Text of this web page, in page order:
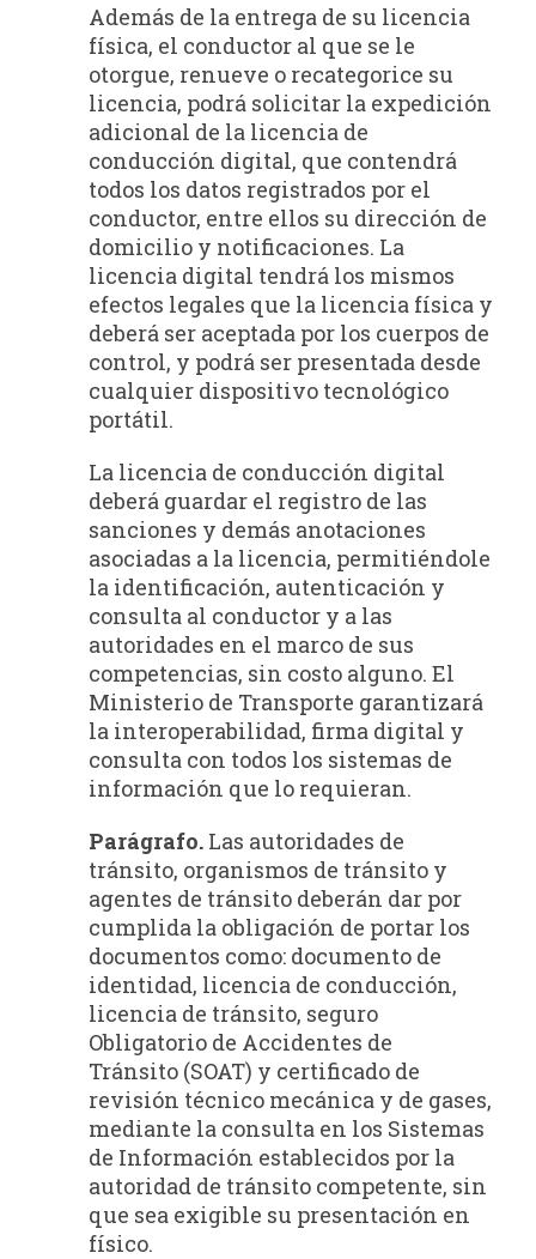
Además de la entrega de su licencia
física, el conductor al que se le
otorgue, renueve o recategorice su
licencia, podrá solicitar la expedición
adicional de la licencia de
conducción digital, que contendrá
todos los datos registrados por el
conductor, entre ellos su dirección de
domicilio y notificaciones. La
licencia digital tendrá los mismos
efectos legales que la licencia física y
deberá ser aceptada por los cuerpos de
control, y podrá ser presentada desde
cualquier dispositivo tecnológico
portátil.
La licencia de conducción digital
deberá guardar el registro de las
sanciones y demás anotaciones
asociadas a la licencia, permitiéndole
la identificación, autenticación y
consulta al conductor y a las
autoridades en el marco de sus
competencias, sin costo alguno. El
Ministerio de Transporte garantizará
la interoperabilidad, firma digital y
consulta con todos los sistemas de
información que lo requieran.
Parágrafo. Las autoridades de
tránsito, organismos de tránsito y
agentes de tránsito deberán dar por
cumplida la obligación de portar los
documentos como: documento de
identidad, licencia de conducción,
licencia de tránsito, seguro
Obligatorio de Accidentes de
Tránsito (SOAT) y certificado de
revisión técnico mecánica y de gases,
mediante la consulta en los Sistemas
de Información establecidos por la
autoridad de tránsito competente, sin
que sea exigible su presentación en
físico.